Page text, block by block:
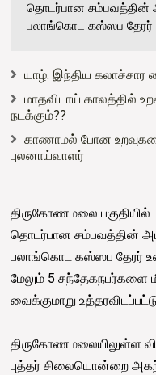
தொடர்பான சம்பவத்தின்
பலாங்கொட கஸ்ஸப தேரர்
யாழ். இந்திய
மாதவிடாய் காலத்தில்
நடக்கும்??
காணாமல் போன உறவுகளை
புலனாய்வாளர்
திருகோணமலை
தொடர்பான சம்பவத்தின்
பலாங்கொட கஸ்ஸப தேரர்
மேலும் 5 சந்தேகநபர்களை
வைக்குமாறு
திருகோணமலையிலுள்ள
புத்தர் சிலையொன்றை